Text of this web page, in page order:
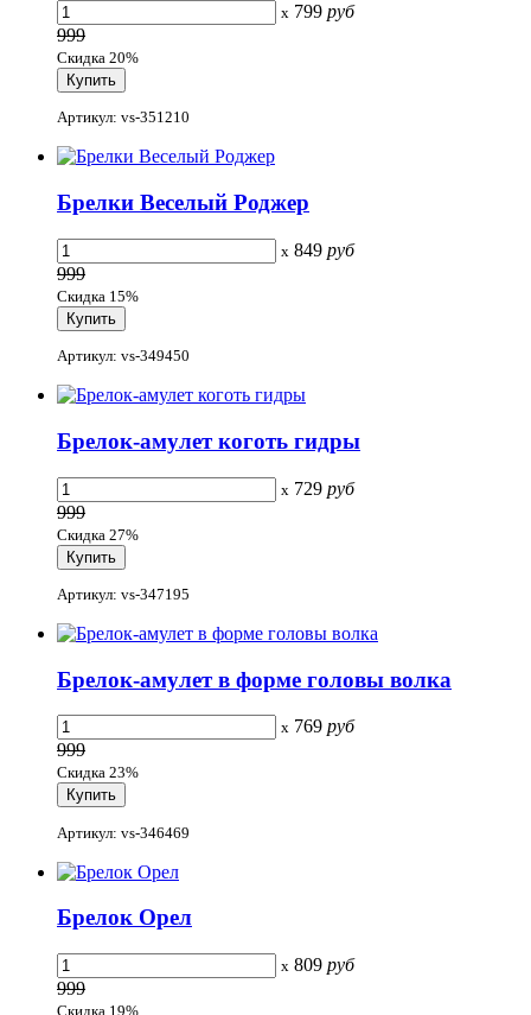
x 799 руб
999
Скидка 20%
Артикул: vs-351210
Брелки Веселый Роджер
x 849 руб
999
Скидка 15%
Артикул: vs-349450
Брелок-амулет коготь гидры
x 729 руб
999
Скидка 27%
Артикул: vs-347195
Брелок-амулет в форме головы волка
x 769 руб
999
Скидка 23%
Артикул: vs-346469
Брелок Орел
x 809 руб
999
Скидка 19%